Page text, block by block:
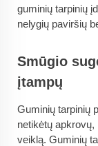
guminių tarpinių
nelygių paviršių
Smūgio
įtampų
Guminių tarpinių
netikėtų
veiklą. Guminių